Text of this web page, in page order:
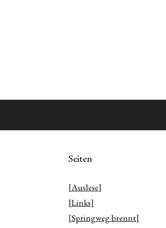
Seiten
[Auslese]
[Links]
[Springweg brennt]